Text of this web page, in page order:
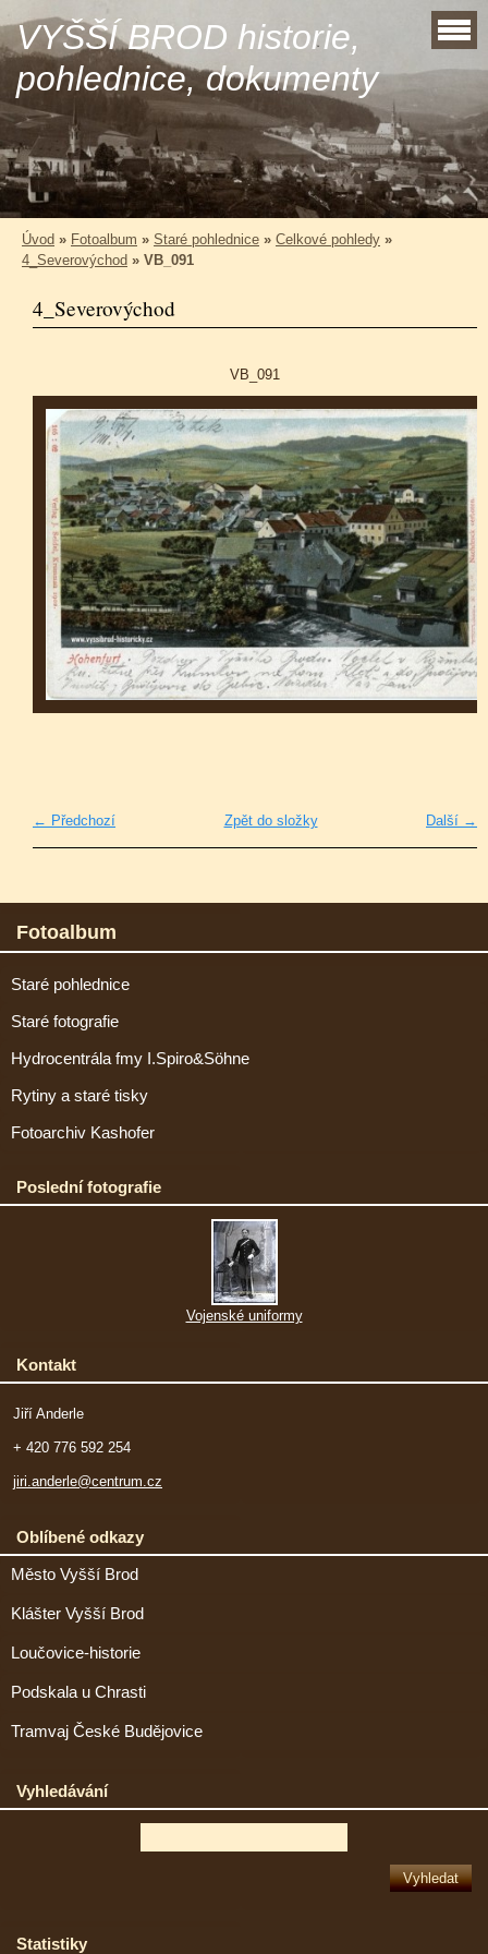
VYŠŠÍ BROD historie,
pohlednice, dokumenty
Úvod » Fotoalbum » Staré pohlednice » Celkové pohledy »
4_Severovýchod » VB_091
4_Severovýchod
VB_091
← Předchozí Další →
Zpět do složky
Fotoalbum
Staré pohlednice
Staré fotografie
Hydrocentrála fmy I.Spiro&Söhne
Rytiny a staré tisky
Fotoarchiv Kashofer
Poslední fotografie
Vojenské uniformy
Kontakt
Jiří Anderle
+ 420 776 592 254
jiri.anderle@centrum.cz
Oblíbené odkazy
Město Vyšší Brod
Klášter Vyšší Brod
Loučovice-historie
Podskala u Chrasti
Tramvaj České Budějovice
Vyhledávání
Statistiky